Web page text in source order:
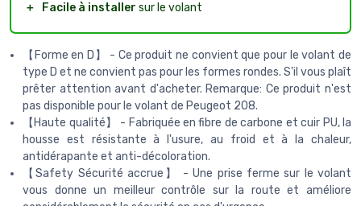
＋
Facile à installer sur le volant
【Forme en D】 - Ce produit ne convient que pour le volant de
type D et ne convient pas pour les formes rondes. S'il vous plaît
prêter attention avant d'acheter. Remarque: Ce produit n'est
pas disponible pour le volant de Peugeot 208.
【Haute qualité】 - Fabriquée en fibre de carbone et cuir PU, la
housse est résistante à l'usure, au froid et à la chaleur,
antidérapante et anti-décoloration.
【Safety Sécurité accrue】 - Une prise ferme sur le volant
vous donne un meilleur contrôle sur la route et améliore